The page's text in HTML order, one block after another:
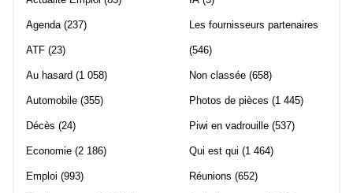
Agenda (237)
ATF (23)
Au hasard (1 058)
Automobile (355)
Décès (24)
Economie (2 186)
Emploi (993)
Les fournisseurs partenaires
(546)
Non classée (658)
Photos de pièces (1 445)
Piwi en vadrouille (537)
Qui est qui (1 464)
Réunions (652)